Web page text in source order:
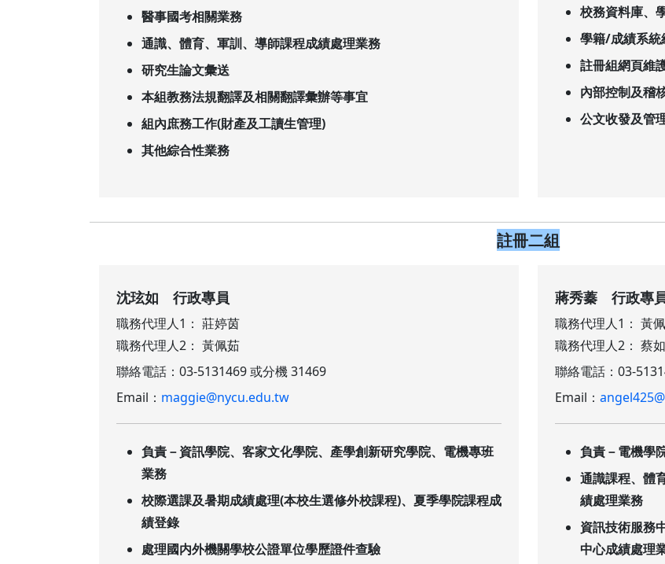
醫事國考相關業務
通識、體育、軍訓、導師課程成績處理業務
研究生論文彙送
本組教務法規翻譯及相關翻譯彙辦等事宜
組內庶務工作(財產及工讀生管理)
其他綜合性業務
校務資料庫、
學籍/成績系統
註冊組網頁維
內部控制及稽
公文收發及管
註冊二組
沈玹如 行政專員
職務代理人1： 莊婷茵
職務代理人2： 黃佩茹
聯絡電話：03-5131469 或分機 31469
Email： maggie@nycu.edu.tw
負責－資訊學院、客家文化學院、產學創新研究學院、電機專班
業務
校際選課及暑期成績處理(本校生選修外校課程)、夏季學院課程成
績登錄
處理國内外機關學校公證單位學歷證件查驗
蔣秀蓁 行政專
職務代理人1： 黃
職務代理人2： 蔡
聯絡電話：03-
Email：
負責－電機學
通識課程、體
績處理業務
資訊技術服務
中心成績處理